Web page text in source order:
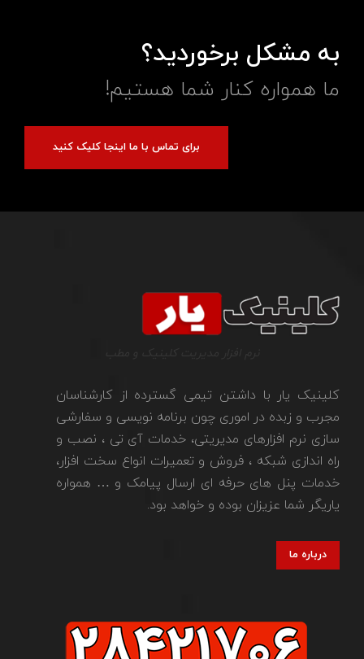
به مشکل برخوردید؟
ما همواره کنار شما هستیم!
برای تماس با ما اینجا کلیک کنید
کلینیک یار با داشتن تیمی گسترده از کارشناسان
مجرب و زبده در اموری چون برنامه نویسی و سفارشی
سازی نرم افزارهای مدیریتی، خدمات آی تی ، نصب و
راه اندازی شبکه ، فروش و تعمیرات انواع سخت افزار،
خدمات پنل های حرفه ای ارسال پیامک و … همواره
یاریگر شما عزیزان بوده و خواهد بود.
درباره ما